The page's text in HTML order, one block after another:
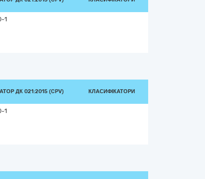
1
ДК 021:2015 (CPV) КЛАСИФІКАТОРИ
1